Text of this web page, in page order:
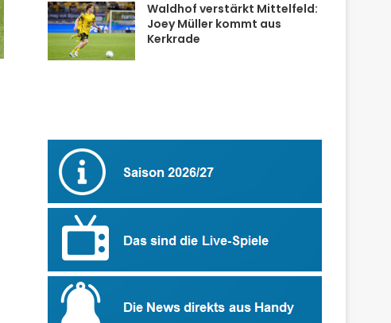
Waldhof verstärkt Mittelfeld:
Joey Müller kommt aus
Kerkrade